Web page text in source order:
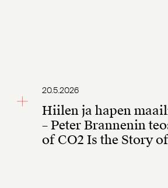
20.5.2026
Hiilen ja hapen
– Peter Brannenin
of CO2 Is the Story